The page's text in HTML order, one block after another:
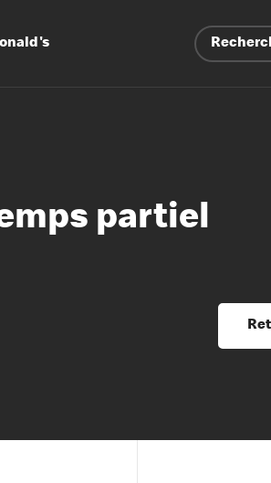
Apprentissage et
Les Arches du savoir
partiel